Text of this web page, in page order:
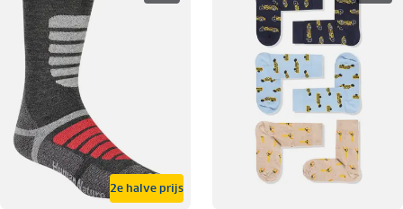
2e halve prijs